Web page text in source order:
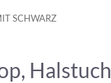
SCHWARZ
Halstuch